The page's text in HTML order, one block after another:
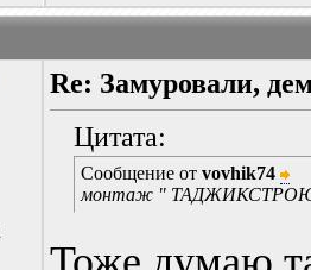
Re: Замуровали,
Цитата:
Сообщение от vovhik74
монтаж "